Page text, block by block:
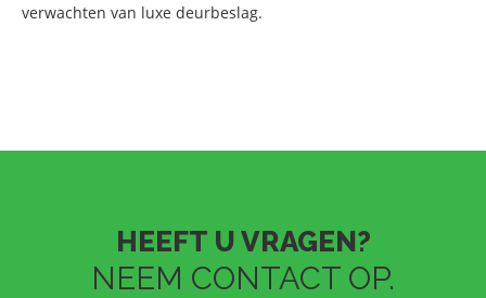
verwachten van luxe deurbeslag.
HEEFT U VRAGEN?
NEEM CONTACT OP.